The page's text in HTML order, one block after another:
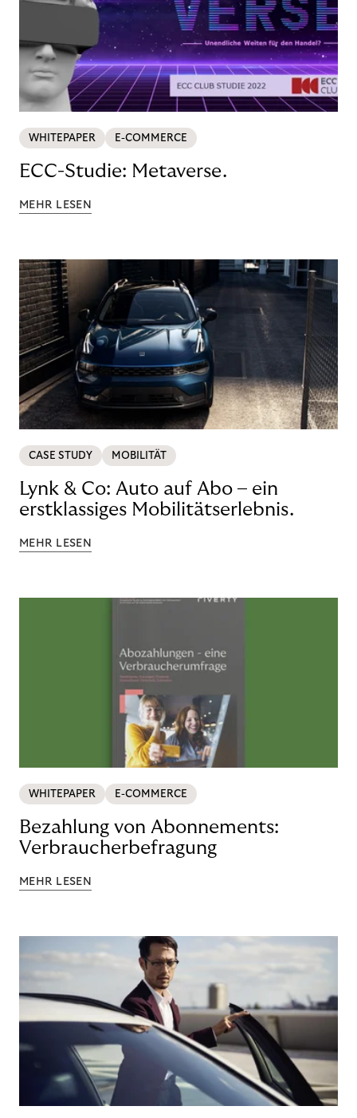
WHITEPAPER E-COMMERCE
ECC-Studie: Metaverse.
MEHR LESEN
CASE STUDY MOBILITÄT
Lynk & Co: Auto auf Abo – ein
erstklassiges Mobilitätserlebnis.
MEHR LESEN
WHITEPAPER E-COMMERCE
Bezahlung von Abonnements:
Verbraucherbefragung
MEHR LESEN